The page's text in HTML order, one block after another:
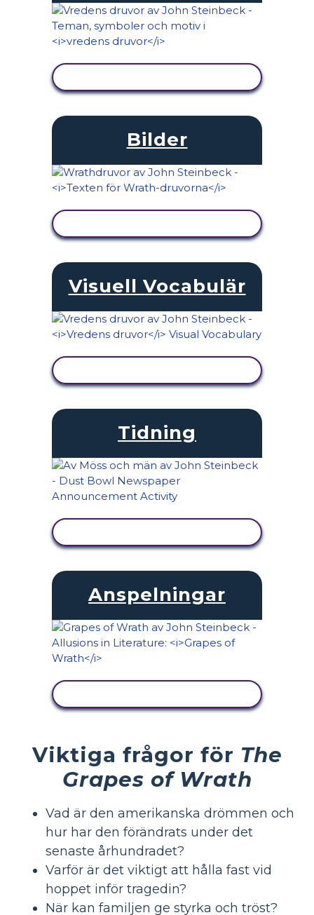
Bilder
Visuell Vocabulär
Tidning
Anspelningar
Viktiga frågor för The
Grapes of Wrath
Vad är den amerikanska drömmen och
hur har den förändrats under det
senaste århundradet?
Varför är det viktigt att hålla fast vid
hoppet inför tragedin?
När kan familjen ge styrka och tröst?